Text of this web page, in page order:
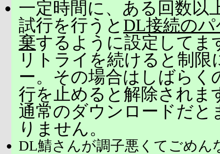
一定時間に、ある回数以
試行を行うと DL接続の
棄するように設定してま
リトライを続けると制限
ー。その場合はしばらく
行を止めると解除されま
通常のダウンロードだと
りません。
DL鯖さんが調子悪くてごめん